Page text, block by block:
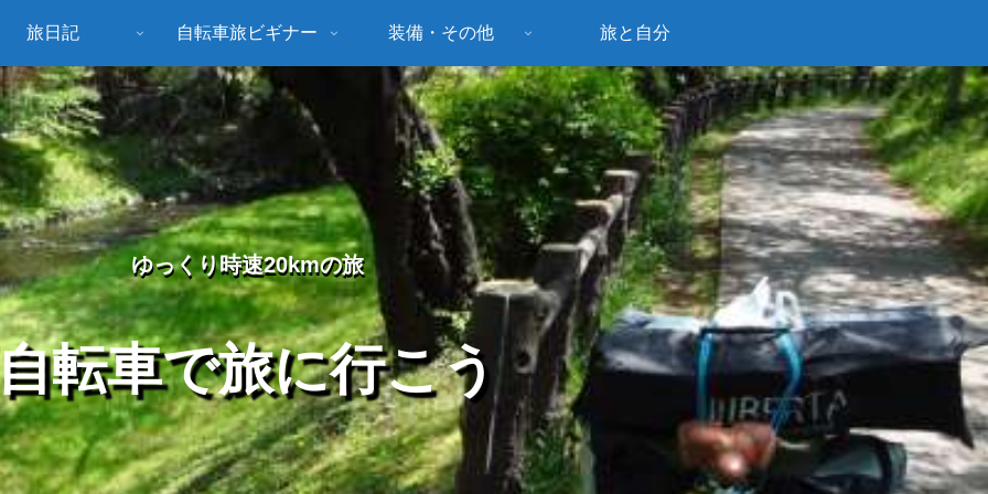
ゆっくり時速20kmの旅
転車で旅に行こう
旅日記 自転車旅ビギナー 装備・その他 旅と自分